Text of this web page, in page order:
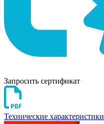
Запросить сертификат
Технические характеристики